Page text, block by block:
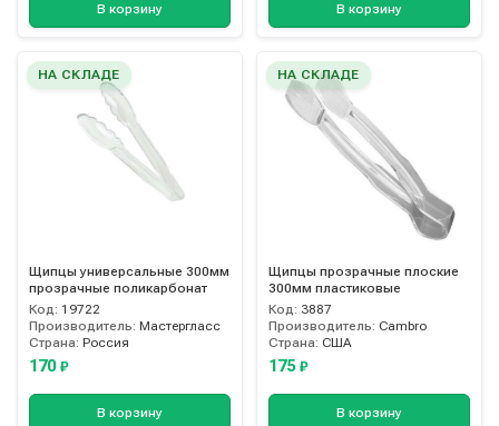
В корзину В корзину
НА СКЛАДЕ
Щипцы универсальные 300мм
прозрачные поликарбонат
Код: 19722
Производитель: Мастергласс
Страна: Россия
170 ₽
В корзину
НА СКЛАДЕ
Щипцы прозрачные плоские
300мм пластиковые
Код: 3887
Производитель: Cambro
Страна: США
175 ₽
В корзину